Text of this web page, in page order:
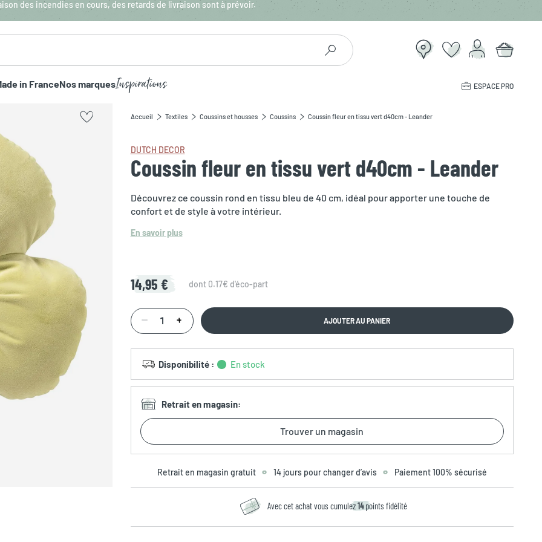
des incendies en cours, des retards de livraison sont à prévoir.
in FranceNos marquesInspirations ESPACE PRO
Accueil Textiles Coussins et housses Coussins Coussin fleur en tissu vert d40cm - Leander
DUTCH DECOR
Coussin fleur en tissu vert d40cm - Leander
Découvrez ce coussin rond en tissu bleu de 40 cm, idéal pour apporter une touche de
confort et de style à votre intérieur.
En savoir plus
14,95 € dont 0.17€ d'éco-part
AJOUTER AU PANIER
Disponibilité : En stock
Retrait en magasin:
Trouver un magasin
Retrait en magasin gratuit 14 jours pour changer d’avis Paiement 100% sécurisé
Avec cet achat vous cumulez14 points fidélité